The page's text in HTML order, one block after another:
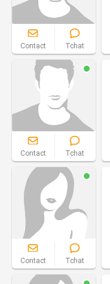
Contact Tchat
Contact Tchat
Contact Tchat